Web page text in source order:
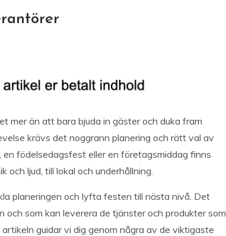
mer än att bara bjuda in gäster och duka fram
krävs det noggrann planering och rätt val av
födelsedagsfest eller en företagsmiddag finns
ljud, till lokal och underhållning.
planeringen och lyfta festen till nästa nivå. Det
som kan leverera de tjänster och produkter som
guidar vi dig genom några av de viktigaste